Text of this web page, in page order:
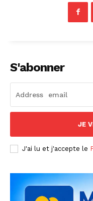
S'abonner
JE
J'ai lu et j'accepte le